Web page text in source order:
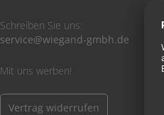
Schreiben Sie uns:
service@wiegand-gmbh.de
Mit uns werben!
Vertrag widerrufen